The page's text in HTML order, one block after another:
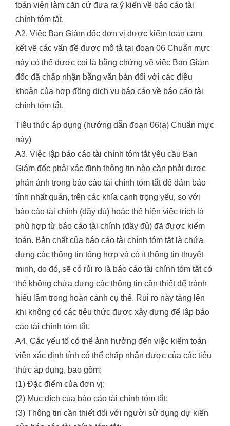
toán viên làm căn cứ đưa ra ý kiến về báo cáo tài
chính tóm tắt.
A2. Việc Ban Giám đốc đơn vị được kiểm toán cam
kết về các vấn đề được mô tả tại đoạn 06 Chuẩn mực
này có thể được coi là bằng chứng về việc Ban Giám
đốc đã chấp nhận bằng văn bản đối với các điều
khoản của hợp đồng dịch vụ báo cáo về báo cáo tài
chính tóm tắt.
Tiêu thức áp dụng (hướng dẫn đoạn 06(a) Chuẩn mực
này)
A3. Việc lập báo cáo tài chính tóm tắt yêu cầu Ban
Giám đốc phải xác định thông tin nào cần phải được
phản ánh trong báo cáo tài chính tóm tắt để đảm bảo
tính nhất quán, trên các khía cạnh trọng yếu, so với
báo cáo tài chính (đầy đủ) hoặc thể hiện việc trích là
phù hợp từ báo cáo tài chính (đầy đủ) đã được kiểm
toán. Bản chất của báo cáo tài chính tóm tắt là chứa
đựng các thông tin tổng hợp và có ít thông tin thuyết
minh, do đó, sẽ có rủi ro là báo cáo tài chính tóm tắt có
thể không chứa đựng các thông tin cần thiết để tránh
hiểu lầm trong hoàn cảnh cụ thể. Rủi ro này tăng lên
khi không có các tiêu thức được xây dựng để lập báo
cáo tài chính tóm tắt.
A4. Các yếu tố có thể ảnh hưởng đến việc kiểm toán
viên xác định tính có thể chấp nhận được của các tiêu
thức áp dụng, bao gồm:
(1) Đặc điểm của đơn vị;
(2) Mục đích của báo cáo tài chính tóm tắt;
(3) Thông tin cần thiết đối với người sử dụng dự kiến